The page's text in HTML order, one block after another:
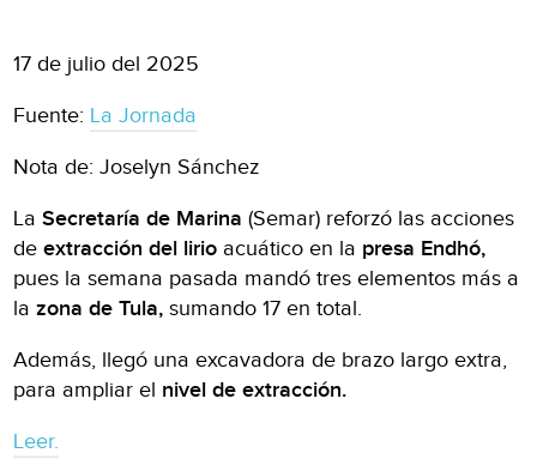
17 de julio del 2025
Fuente: La Jornada
Nota de: Joselyn Sánchez
LaSecretaría de Marina (Semar) reforzó las acciones
deextracción del lirio acuático en la presa Endhó,
pues la semana pasada mandó tres elementos más a
lazona de Tula, sumando 17 en total.
Además, llegó una excavadora de brazo largo extra,
para ampliar el nivel de extracción.
Leer.